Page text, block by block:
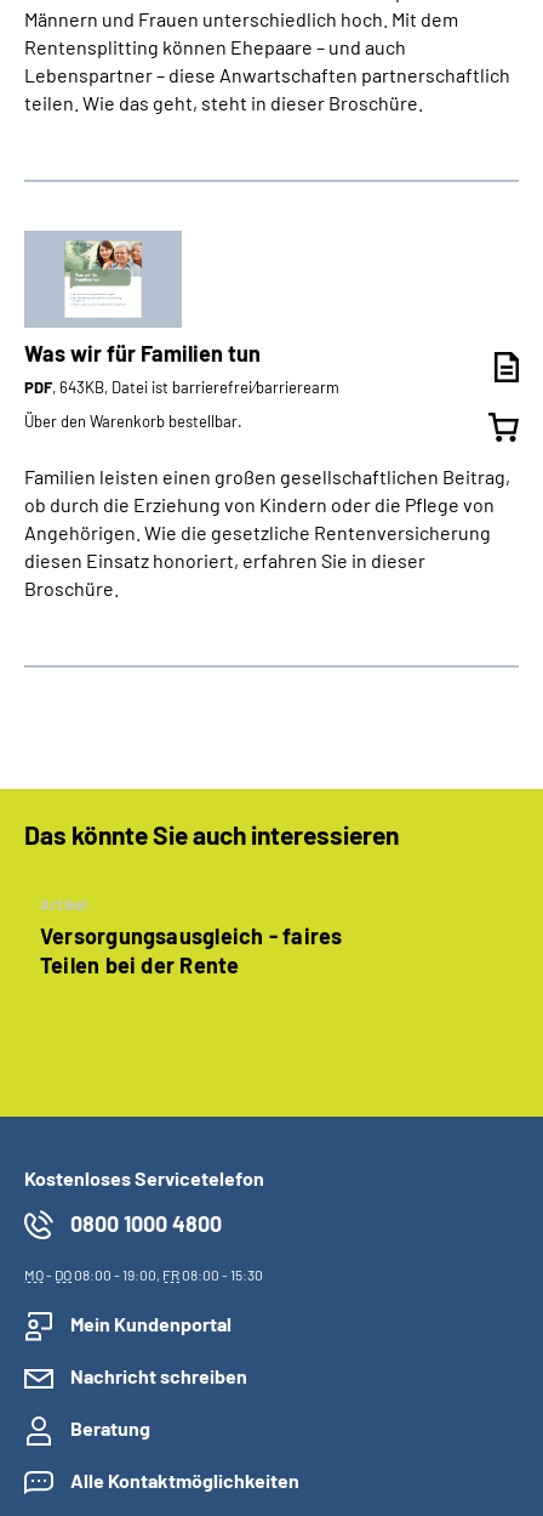
Männern und Frauen unterschiedlich hoch. Mit dem
Rentensplitting können Ehepaare – und auch
Lebenspartner – diese Anwartschaften partnerschaftlich
teilen. Wie das geht, steht in dieser Broschüre.
Was wir für Familien tun
PDF, 643KB, Datei ist barrierefrei⁄barrierearm
Über den Warenkorb bestellbar.
Familien leisten einen großen gesellschaftlichen Beitrag,
ob durch die Erziehung von Kindern oder die Pflege von
Angehörigen. Wie die gesetzliche Rentenversicherung
diesen Einsatz honoriert, erfahren Sie in dieser
Broschüre.
Das könnte Sie auch interessieren
Artikel
Versorgungsausgleich - faires
Teilen bei der Rente
Kostenloses Servicetelefon
0800 1000 4800
MO- DO08:00 - 19:00, FR08:00 - 15:30
Mein Kundenportal
Nachricht schreiben
Beratung
Alle Kontaktmöglichkeiten